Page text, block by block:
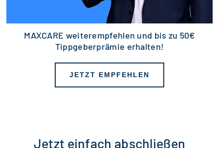
MAXCARE weiterempfehlen und bis zu 50€
Tippgeberprämie erhalten!
JETZT EMPFEHLEN
Jetzt einfach abschließen